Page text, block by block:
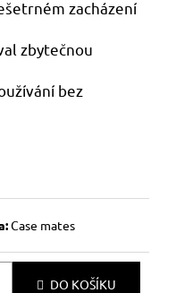
zacházení
zbytečnou
bez
Case mates
DO KOŠÍKU